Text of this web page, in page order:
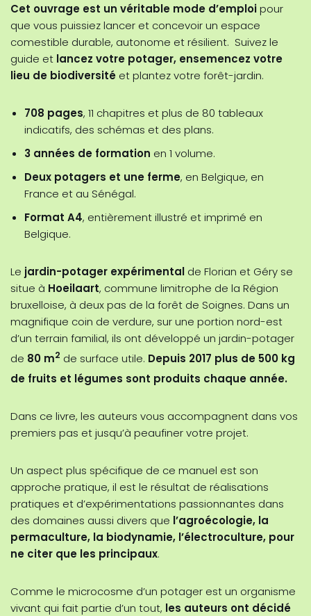
Cet ouvrage est un véritable mode d’emploipour
que vous puissiez lancer et concevoir un espace
comestible durable, autonome et résilient. Suivez le
guide et lancez votre potager, ensemencez votre
lieu de biodiversité et plantez votre forêt-jardin.
708 pages, 11 chapitres et plus de 80 tableaux
indicatifs, des schémas et des plans.
3 années de formation en 1 volume.
Deux potagers et une ferme, en Belgique, en
France et au Sénégal.
Format A4, entièrement illustré et imprimé en
Belgique.
Le jardin-potager expérimental de Florian et Géry se
situe à Hoeilaart, commune limitrophe de la Région
bruxelloise, à deux pas de la forêt de Soignes. Dans un
magnifique coin de verdure, sur une portion nord-est
d’un terrain familial, ils ont développé un jardin-potager
de 80 m2 de surface utile. Depuis 2017 plus de 500 kg
de fruits et légumes sont produits chaque année.
Dans ce livre, les auteurs vous accompagnent dans vos
premiers pas et jusqu’à peaufiner votre projet.
Un aspect plus spécifique de ce manuel est son
approche pratique, il est le résultat de réalisations
pratiques et d’expérimentations passionnantes dans
des domaines aussi divers que l’agroécologie, la
permaculture, la biodynamie, l’électroculture, pour
ne citer que les principaux.
Comme le microcosme d’un potager est un organisme
vivant qui fait partie d’un tout, les auteurs ont décidé